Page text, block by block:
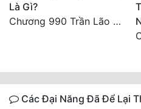
Là Gì?
Chương 990 Trần Lão Ma Đắt Hàng
Các Đại Năng Đã Để Lại